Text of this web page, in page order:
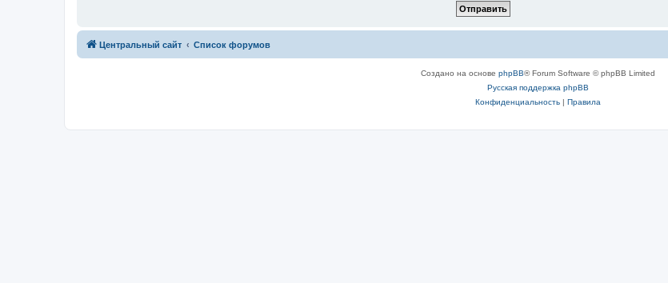
Центральный сайт Список форумов
Создано на основе phpBB® Forum Software © phpBB Limited
Русская поддержка phpBB
Конфиденциальность| Правила